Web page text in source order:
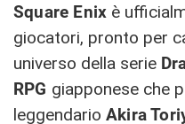
Square Enix è
giocatori, pronto per
universo della serie
RPG giapponese che
leggendario Akira